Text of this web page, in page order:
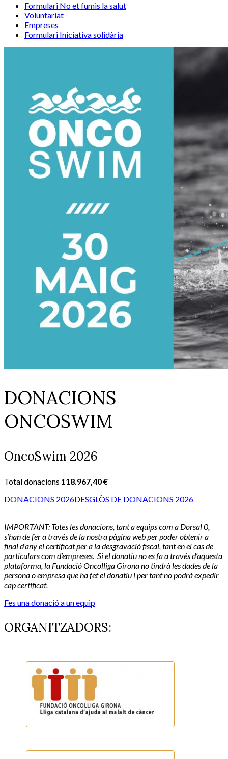
Formulari No et fumis la salut
Voluntariat
Empreses
Formulari Iniciativa solidària
DONACIONS
ONCOSWIM
OncoSwim 2026
Total donacions 118.967,40 €
DONACIONS 2026DESGLÒS DE DONACIONS 2026
IMPORTANT: Totes les donacions, tant a equips com a Dorsal 0,
s’han de fer a través de la nostra pàgina web per poder obtenir a
final d’any el certificat per a la desgravació fiscal, tant en el cas de
particulars com d’empreses. Si el donatiu no es fa a través d’aquesta
plataforma, la Fundació Oncolliga Girona no tindrà les dades de la
persona o empresa que ha fet el donatiu i per tant no podrà expedir
cap certificat.
Fes una donació a un equip
ORGANITZADORS: